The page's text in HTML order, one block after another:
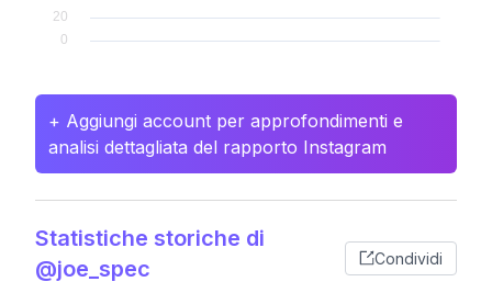
+ Aggiungi account per approfondimenti e
analisi dettagliata del rapporto Instagram
Statistiche storiche di
@joe_spec
Condividi